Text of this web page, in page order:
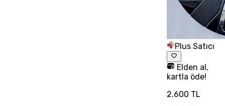
Plus Satıcı
Elden al,
kartla öde!
2.600 TL